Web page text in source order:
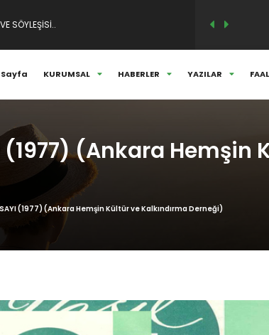
HER DAİM ANIYORUZ...
KURUMSAL HABERLER YAZILAR
(1977) (Ankara
(1977) (Ankara Hemşin Kültür ve Kalkındırma Derneği)